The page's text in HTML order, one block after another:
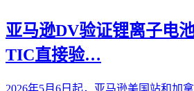
亚马逊DV验证锂离子电
TIC直接验…